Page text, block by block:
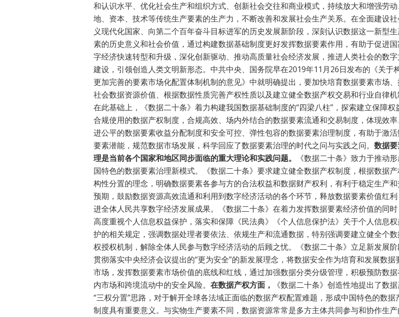
和认识水平、优化社会生产和组织方式、创新社会交往和商业模式，持续放大和增强劳
地、资本、技术等传统生产要素的生产力，不断改善和发展社会生产关系。在全面建设
义现代化国家、向第二个百年奋斗目标进军的历史发展新阶段，深刻认识数据这一新型
素的历史意义和社会价值，通过构建数据基础制度更好发挥数据要素作用，有助于促进
字经济快速转型和升级，深化创新驱动、推动高质量社会经济发展，推进人类社会的数
建设，引领创造人类文明新形态。中共中央、国务院早在2019年11月26日发布的《关于
更加完善的要素市场化配置体制机制的意见》中就明确提出，要加快培育数据要素市场
社会数据资源价值、根据数据性质完善产权性质以及建立健全数据产权交易和行业自律机
在此基础上，《数据二十条》着力构建我国数据基础制度的“四梁八柱”，探索建立保障权
合规使用的数据产权制度，合规高效、场内外结合的数据要素流通和交易制度，体现效率
进公平的数据要素收益分配制度和安全可控、弹性包容的数据要素治理制度，有助于激
要素潜能，规范数据市场发展，科学回应了数据要素治理的时代之问与实践之问。 数据
理是当前各个国家和地区同步面临的重大理论和实践问题。
《数据二十条》致力于推动
国特色的数据要素治理新模式。《数据二十条》要求建立健全数据产权制度，根据数据
构性分置的理念，明确数据要素各参与方的合法权益和数据财产权利，有利于稳定生产
预期，鼓励数据资源高效流通和利用到数字经济活动的各个环节，释放数据要素价值红利
进全体人民共享数字经济发展成果。《数据二十条》在着力发挥数据要素经济价值的同
高度重视个人信息权益保护，落实和保障《民法典》《个人信息保护法》关于个人信息
护的相关规定，强调数据处理者要依法、依规生产和流通数据，特别强调要建立健全个
权授权机制，解除全体人民参与数字经济活动的后顾之忧。《数据二十条》立足新发展阶
贯彻落实中央经济会议提出的“更为安全”的新发展理念，将数据安全作为培育和发展数据
市场，发挥数据要素市场价值的底线和红线，通过加强数据分类分级管理，积极预防数
内市场和跨境流动中的安全风险。 在数据产权方面，
《数据二十条》创造性地提出了数
“三权分置”思路，对于解开全球各法域正面临的数据产权配置难题，形成中国特色的数据
制度具有重要意义。与实物生产要素不同，数据资源常常是多方主体共同参与和协作生